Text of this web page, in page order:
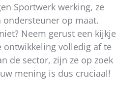
Sportwerk werking, ze
op maat.
Neem gerust een kijkje
ontwikkeling volledig af te
de sector, zijn ze op zoek
mening is dus cruciaal!